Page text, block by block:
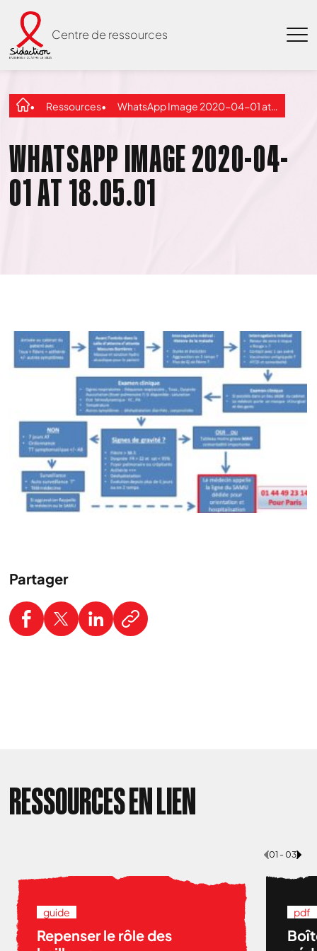
Centre de ressources
Ressources WhatsApp Image 2020-04-01 at 18.05.01
WHATSAPP IMAGE 2020-04-
01 AT 18.05.01
Partager
RESSOURCES EN LIEN
01 - 03
guide
Repenser le rôle des
pdf